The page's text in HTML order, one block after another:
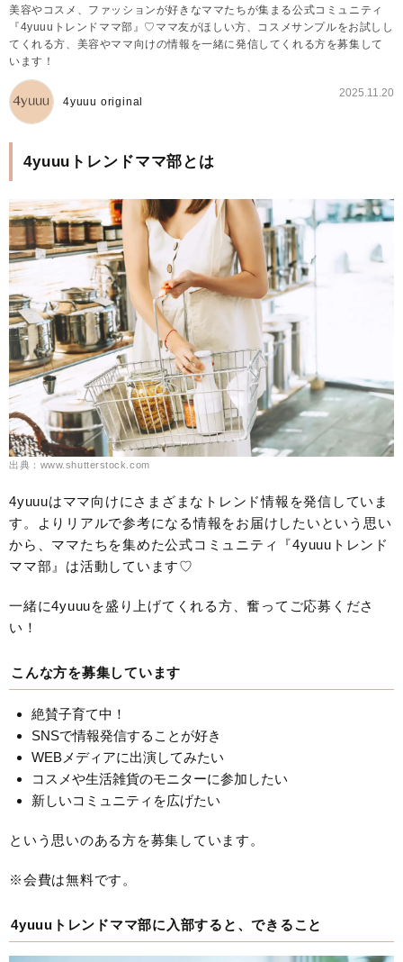
美容やコスメ、ファッションが好きなママたちが集まる公式コミュニティ
『4yuuuトレンドママ部』♡ママ友がほしい方、コスメサンプルをお試しし
てくれる方、美容やママ向けの情報を一緒に発信してくれる方を募集して
います！
4yuuu original
2025.11.20
4yuuuトレンドママ部とは
出典：www.shutterstock.com
4yuuuはママ向けにさまざまなトレンド情報を発信していま
す。よりリアルで参考になる情報をお届けしたいという思い
から、ママたちを集めた公式コミュニティ『4yuuuトレンド
ママ部』は活動しています♡
一緒に4yuuuを盛り上げてくれる方、奮ってご応募くださ
い！
こんな方を募集しています
絶賛子育て中！
SNSで情報発信することが好き
WEBメディアに出演してみたい
コスメや生活雑貨のモニターに参加したい
新しいコミュニティを広げたい
という思いのある方を募集しています。
※会費は無料です。
4yuuuトレンドママ部に入部すると、できること